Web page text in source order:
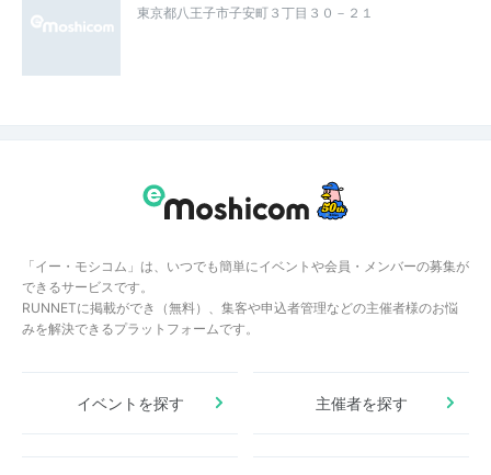
東京都八王子市子安町３丁目３０－２１
「イー・モシコム」は、いつでも簡単にイベントや会員・メンバーの募集が
できるサービスです。
RUNNETに掲載ができ（無料）、集客や申込者管理などの主催者様のお悩
みを解決できるプラットフォームです。
イベントを探す 主催者を探す